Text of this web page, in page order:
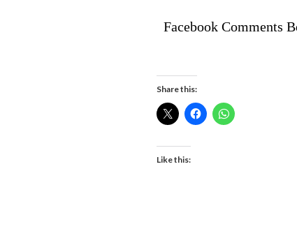
Facebook Comments
Share this:
Like this: